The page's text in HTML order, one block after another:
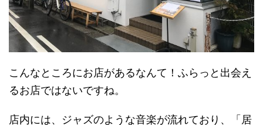
こんなところにお店があるなんて！ふらっと出会え
るお店ではないですね。
店内には、ジャズのような音楽が流れており、「居